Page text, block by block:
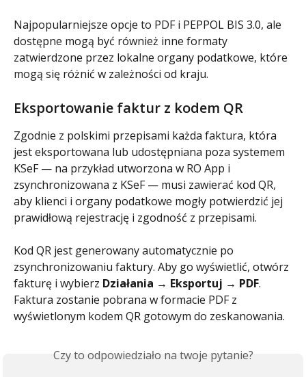
Najpopularniejsze opcje to PDF i PEPPOL BIS 3.0, ale
dostępne mogą być również inne formaty
zatwierdzone przez lokalne organy podatkowe, które
mogą się różnić w zależności od kraju.
Eksportowanie faktur z kodem QR
Zgodnie z polskimi przepisami każda faktura, która
jest eksportowana lub udostępniana poza systemem
KSeF — na przykład utworzona w RO App i
zsynchronizowana z KSeF — musi zawierać kod QR,
aby klienci i organy podatkowe mogły potwierdzić jej
prawidłową rejestrację i zgodność z przepisami.
Kod QR jest generowany automatycznie po
zsynchronizowaniu faktury. Aby go wyświetlić, otwórz
fakturę i wybierz Działania → Eksportuj → PDF.
Faktura zostanie pobrana w formacie PDF z
wyświetlonym kodem QR gotowym do zeskanowania.
Czy to odpowiedziało na twoje pytanie?